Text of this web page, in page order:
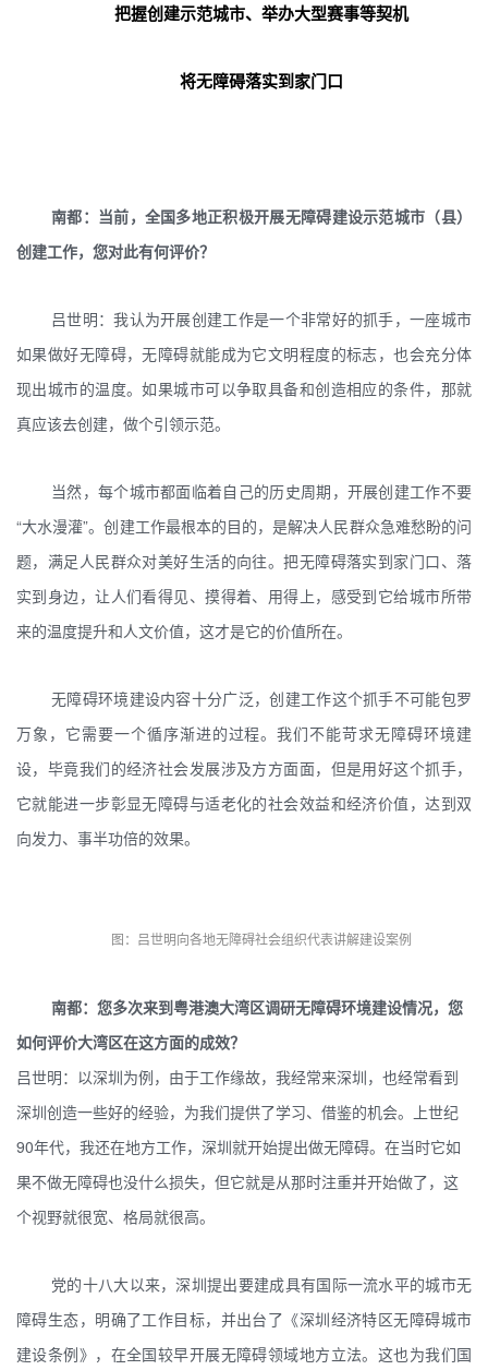
把握创建示范城市、举办大型赛事等契机
将无障碍落实到家门口
南都：当前，全国多地正积极开展无障碍建设示范城市（县）
创建工作，您对此有何评价？
吕世明：我认为开展创建工作是一个非常好的抓手，一座城市
如果做好无障碍，无障碍就能成为它文明程度的标志，也会充分体
现出城市的温度。如果城市可以争取具备和创造相应的条件，那就
真应该去创建，做个引领示范。
当然，每个城市都面临着自己的历史周期，开展创建工作不要
“大水漫灌”。创建工作最根本的目的，是解决人民群众急难愁盼的问
题，满足人民群众对美好生活的向往。把无障碍落实到家门口、落
实到身边，让人们看得见、摸得着、用得上，感受到它给城市所带
来的温度提升和人文价值，这才是它的价值所在。
无障碍环境建设内容十分广泛，创建工作这个抓手不可能包罗
万象，它需要一个循序渐进的过程。我们不能苛求无障碍环境建
设，毕竟我们的经济社会发展涉及方方面面，但是用好这个抓手，
它就能进一步彰显无障碍与适老化的社会效益和经济价值，达到双
向发力、事半功倍的效果。
图：吕世明向各地无障碍社会组织代表讲解建设案例
南都：您多次来到粤港澳大湾区调研无障碍环境建设情况，您
如何评价大湾区在这方面的成效？
吕世明：以深圳为例，由于工作缘故，我经常来深圳，也经常看到
深圳创造一些好的经验，为我们提供了学习、借鉴的机会。上世纪
90年代，我还在地方工作，深圳就开始提出做无障碍。在当时它如
果不做无障碍也没什么损失，但它就是从那时注重并开始做了，这
个视野就很宽、格局就很高。
党的十八大以来，深圳提出要建成具有国际一流水平的城市无
障碍生态，明确了工作目标，并出台了《深圳经济特区无障碍城市
建设条例》，在全国较早开展无障碍领域地方立法。这也为我们国